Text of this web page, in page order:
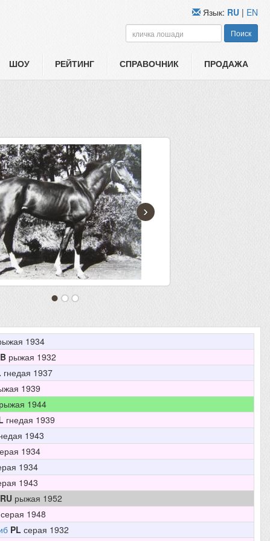
ШОУ РЕЙТИНГ СПРАВОЧНИК ПРОДАЖА
Язык: RU | EN
Поиск
›
1934
рыжая 1932
гнедая 1937
1939
рыжая 1944
гнедая 1939
1943
1934
1934
1943
RU рыжая 1952
серая 1948
PL серая 1932